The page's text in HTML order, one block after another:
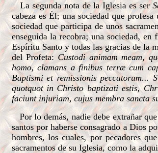
La segunda nota de la Iglesia es ser
cabeza es Él; una sociedad que
sociedad que participa de unos
enseguida la recobra; una sociedad,
Espíritu Santo y todas las gracias de la
del Profeta: Custodi animam meam,
homo, clamans a finibus terræ cum
Baptismi et remissionis
quotquot in Christo baptizati estis,
faciunt injuriam, cujus membra sancta
Por lo demás, nadie debe extrañar que
santos por haberse consagrado a Dios
hombres, los cuales, por pecadores
sacramentos de su Iglesia, como la